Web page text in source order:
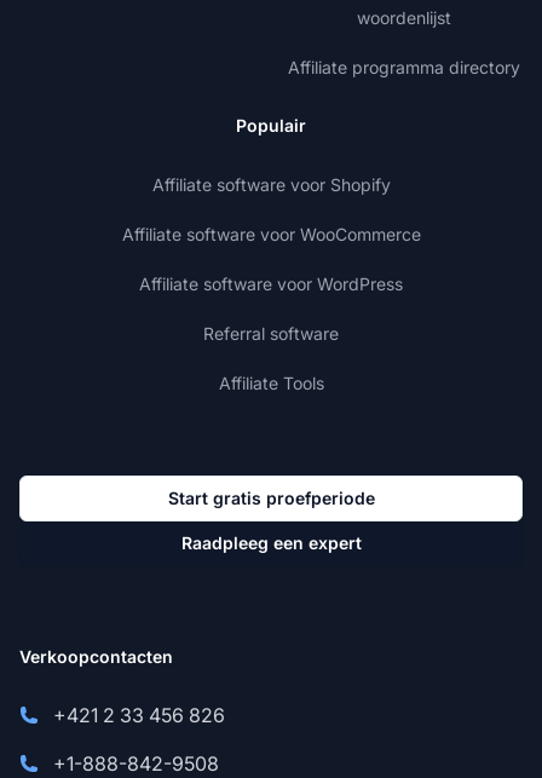
woordenlijst
Affiliate programma directory
Populair
Affiliate software voor Shopify
Affiliate software voor WooCommerce
Affiliate software voor WordPress
Referral software
Affiliate Tools
Start gratis proefperiode
Raadpleeg een expert
Verkoopcontacten
+421 2 33 456 826
+1-888-842-9508